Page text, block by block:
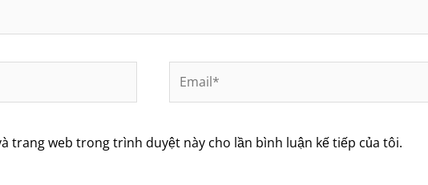
trang web trong trình duyệt này cho lần bình luận kế tiếp của tôi.